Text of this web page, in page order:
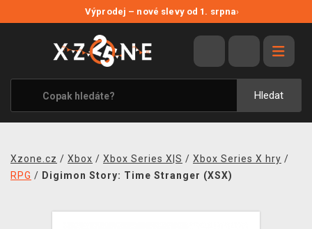
Výprodej – nové slevy od 1. srpna›
Hledat
VÝPRODEJ
VIDEOHRY
XZONE ORIGINALS
TÉMATIKY
MERCHANDISE
Xzone.cz / Xbox / Xbox Series X|S / Xbox Series X hry /
RPG / Digimon Story: Time Stranger (XSX)